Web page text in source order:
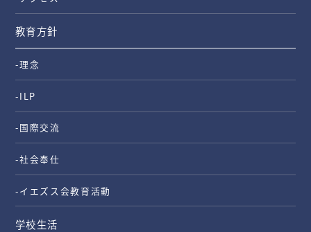
教育方針
-理念
-ILP
-国際交流
-社会奉仕
-イエズス会教育活動
学校生活